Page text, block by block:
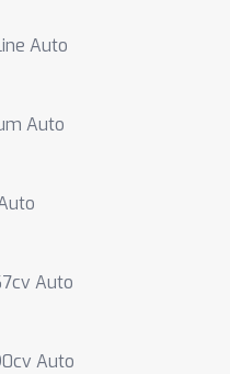
Auto
Auto
Auto
Auto